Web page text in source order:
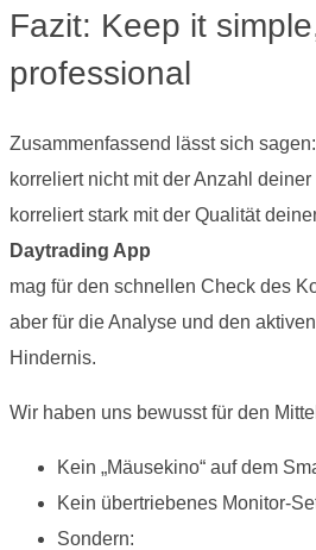
Fazit: Keep it
professional
Zusammenfassend lässt sich
korreliert nicht mit der Anzahl
korreliert stark mit der Qualität
Daytrading App
mag für den schnellen Check des
aber für die Analyse und den
Hindernis.
Wir haben uns bewusst für den
Kein „Mäusekino“ auf dem
Kein übertriebenes Monitor-
Sondern: